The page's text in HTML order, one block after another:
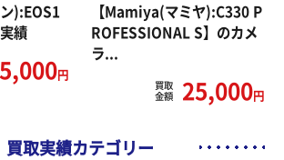
):EOS1
績
円
【Mamiya(マミヤ):C330 P
ROFESSIONAL S】のカメ
ラ...
買取
金額
25,000円
買取実績カテゴリー